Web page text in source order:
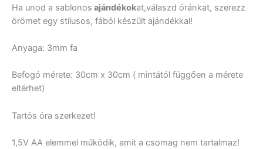
Ha unod a sablonos ajándékokat,válaszd óránkat, szerezz
örömet egy stílusos, fából készült ajándékkal!
Anyaga: 3mm fa
Befogó mérete: 30cm x 30cm ( mintától függően a mérete
eltérhet)
Tartós óra szerkezet!
1,5V AA elemmel működik, amit a csomag nem tartalmaz!